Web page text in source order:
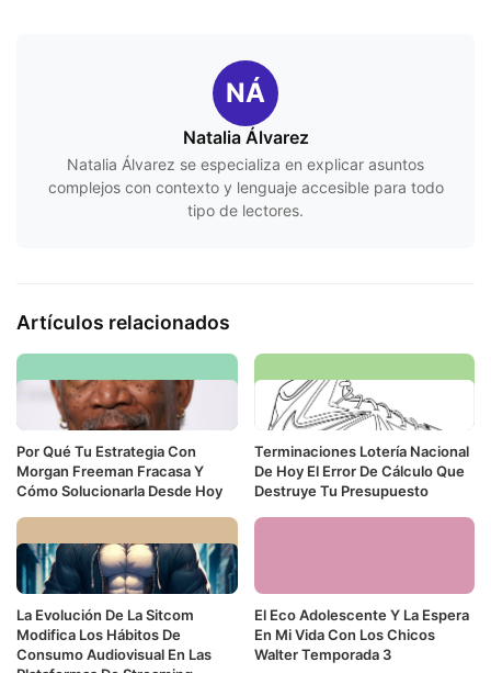
NÁ
Natalia Álvarez
Natalia Álvarez se especializa en explicar asuntos
complejos con contexto y lenguaje accesible para todo
tipo de lectores.
Artículos relacionados
Por Qué Tu Estrategia Con
Morgan Freeman Fracasa Y
Cómo Solucionarla Desde Hoy
Terminaciones Lotería Nacional
De Hoy El Error De Cálculo Que
Destruye Tu Presupuesto
La Evolución De La Sitcom
Modifica Los Hábitos De
Consumo Audiovisual En Las
El Eco Adolescente Y La Espera
En Mi Vida Con Los Chicos
Walter Temporada 3